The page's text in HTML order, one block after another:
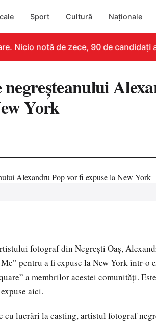
Sport Cultură Naționale
Nicio notă de zece, 90 de candidați
York
fotograf din Negreşti Oaş,
pentru a fi expuse la New York într-o
a membrilor acestei comunităţi.
aici.
cu lucrări la casting, artistul fotograf